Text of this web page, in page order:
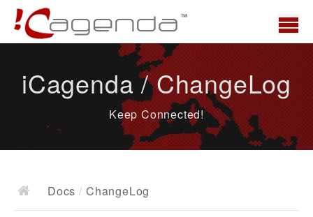
News
Docs
iCagenda / ChangeLog
Keep Connected!
Docs / ChangeLog